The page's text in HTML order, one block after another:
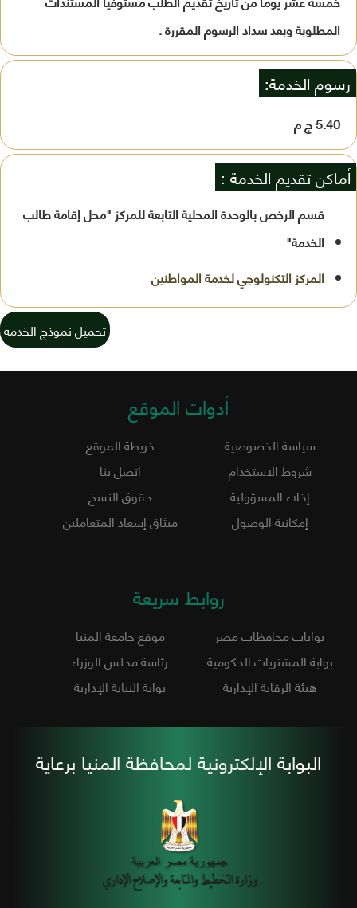
المطلوبة وبعد سداد الرسوم المقررة .
رسوم الخدمة:
5.40 ج م
أماكن تقديم الخدمة :
قسم الرخص بالوحدة المحلية التابعة للمركز "محل إقامة طالب
الخدمة"
تحميل نموذج الخدمة
أدوات الموقع
سياسة الخصوصية
خريطة الموقع
شروط الاستخدام
اتصل بنا
إخلاء المسؤولية
حقوق النسخ
إمكانية الوصول
ميثاق إسعاد المتعاملين
روابط سريعة
بوابات محافظات مصر
موقع جامعة المنيا
بوابة المشتريات الحكومية
رئاسة مجلس الوزراء
هيئة الرقابة الإدارية
بوابة النيابة الإدارية
البوابة الإلكترونية لمحافظة المنيا برعاية